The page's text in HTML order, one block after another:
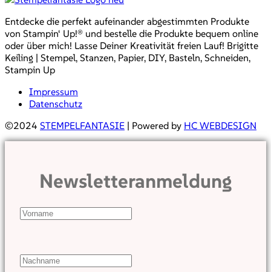
Entdecke die perfekt aufeinander abgestimmten Produkte
von Stampin‘ Up!® und bestelle die Produkte bequem online
oder über mich! Lasse Deiner Kreativität freien Lauf! Brigitte
Keiling | Stempel, Stanzen, Papier, DIY, Basteln, Schneiden,
Stampin Up
Impressum
Datenschutz
©2024 STEMPELFANTASIE | Powered by HC WEBDESIGN
Newsletteranmeldung